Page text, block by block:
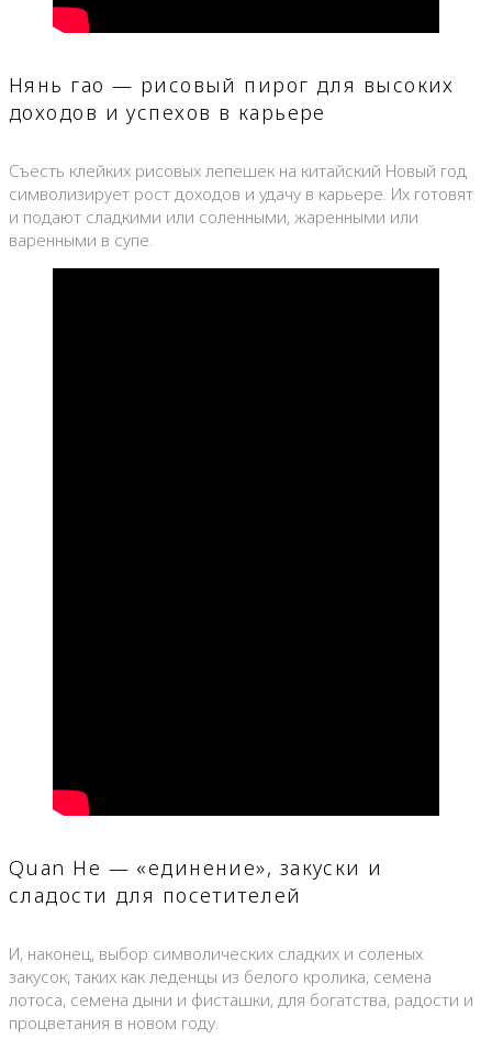
Нянь гао — рисовый пирог для высоких
доходов и успехов в карьере
Съесть клейких рисовых лепешек на китайский Новый год
символизирует рост доходов и удачу в карьере. Их готовят
и подают сладкими или соленными, жаренными или
варенными в супе.
Quan He — «единение», закуски и
сладости для посетителей
И, наконец, выбор символических сладких и соленых
закусок, таких как леденцы из белого кролика, семена
лотоса, семена дыни и фисташки, для богатства, радости и
процветания в новом году.